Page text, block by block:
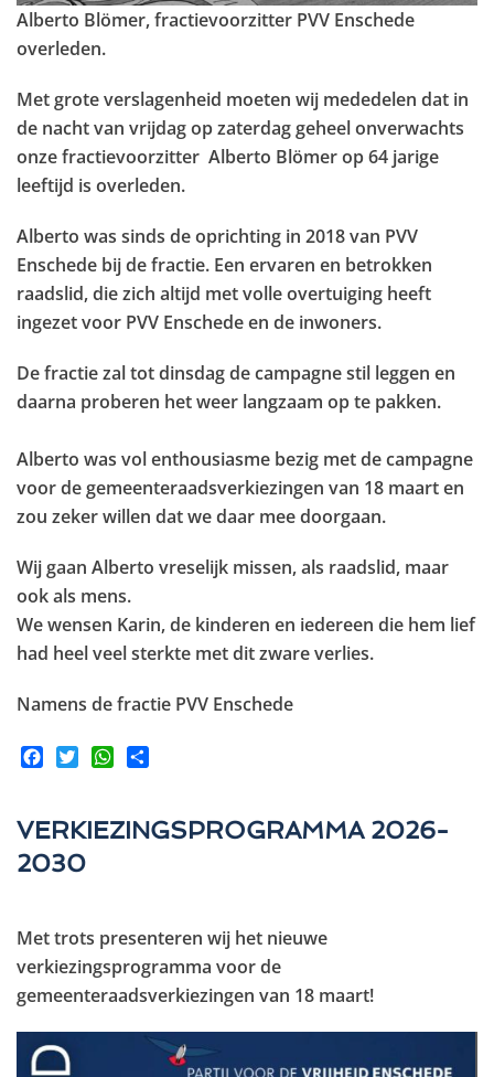
Alberto Blömer, fractievoorzitter PVV Enschede
overleden.
Met grote verslagenheid moeten wij mededelen dat in
de nacht van vrijdag op zaterdag geheel onverwachts
onze fractievoorzitter Alberto Blömer op 64 jarige
leeftijd is overleden.
Alberto was sinds de oprichting in 2018 van PVV
Enschede bij de fractie. Een ervaren en betrokken
raadslid, die zich altijd met volle overtuiging heeft
ingezet voor PVV Enschede en de inwoners.
De fractie zal tot dinsdag de campagne stil leggen en
daarna proberen het weer langzaam op te pakken.
Alberto was vol enthousiasme bezig met de campagne
voor de gemeenteraadsverkiezingen van 18 maart en
zou zeker willen dat we daar mee doorgaan.
Wij gaan Alberto vreselijk missen, als raadslid, maar
ook als mens.
We wensen Karin, de kinderen en iedereen die hem lief
had heel veel sterkte met dit zware verlies.
Namens de fractie PVV Enschede
VERKIEZINGSPROGRAMMA 2026-
2030
Met trots presenteren wij het nieuwe
verkiezingsprogramma voor de
gemeenteraadsverkiezingen van 18 maart!